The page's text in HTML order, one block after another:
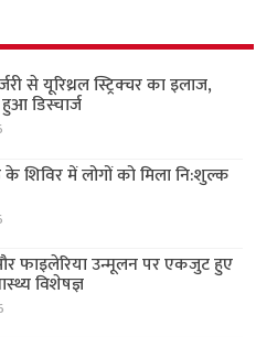
से यूरिथ्रल स्ट्रिक्चर का इलाज,
डिस्चार्ज
शिविर में लोगों को मिला नि:शुल्क
फाइलेरिया उन्मूलन पर एकजुट हुए
विशेषज्ञ